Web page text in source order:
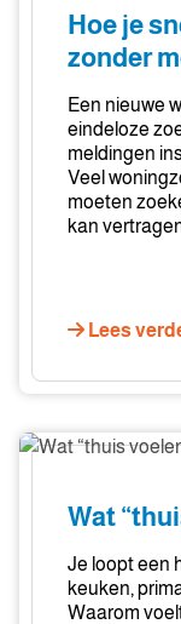
sneller
woning
zonder
zoeken
Hoe je
zonder
Een nieuwe
eindeloze
meldingen
Veel
moeten
kan
Lees
Wat
voelen”
betekent
Wat
Je loopt een
keuken,
Waarom